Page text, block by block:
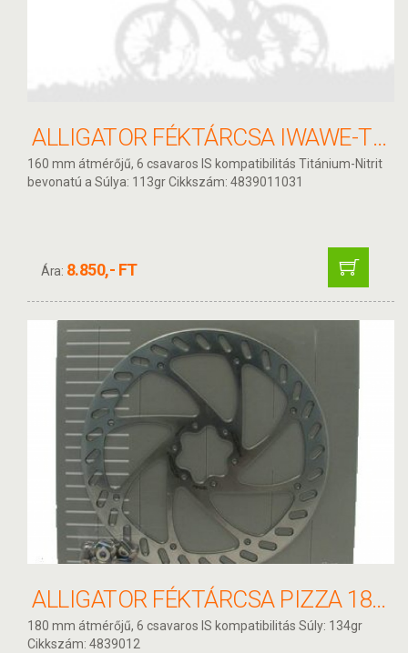
ALLIGATOR FÉKTÁRCSA IWAWE-TI 160MM HKR14TI
160 mm átmérőjű, 6 csavaros IS kompatibilitás Titánium-Nitrit
bevonatú a Súlya: 113gr Cikkszám: 4839011031
Ára: 8.850,- FT
ALLIGATOR FÉKTÁRCSA PIZZA 180MM HKR02
180 mm átmérőjű, 6 csavaros IS kompatibilitás Súly: 134gr
Cikkszám: 4839012